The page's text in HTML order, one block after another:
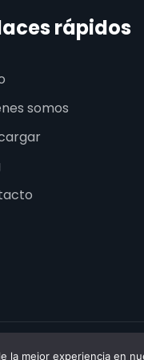
rápidos
somos
la mejor experiencia en